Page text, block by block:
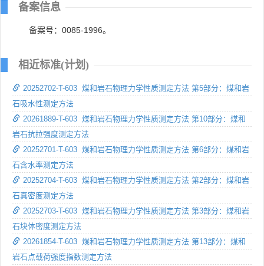
备案信息
备案号：0085-1996。
相近标准(计划)
20252702-T-603 煤和岩石物理力学性质测定方法 第5部分：煤和岩
石吸水性测定方法
20261889-T-603 煤和岩石物理力学性质测定方法 第10部分：煤和
岩石抗拉强度测定方法
20252701-T-603 煤和岩石物理力学性质测定方法 第6部分：煤和岩
石含水率测定方法
20252704-T-603 煤和岩石物理力学性质测定方法 第2部分：煤和岩
石真密度测定方法
20252703-T-603 煤和岩石物理力学性质测定方法 第3部分：煤和岩
石块体密度测定方法
20261854-T-603 煤和岩石物理力学性质测定方法 第13部分：煤和
岩石点载荷强度指数测定方法